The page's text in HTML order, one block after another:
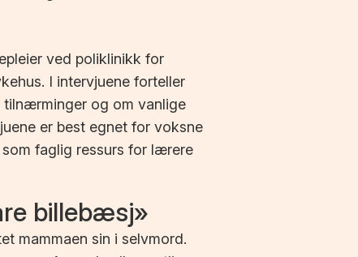
ved poliklinikk for
I intervjuene forteller
tilnærminger og om vanlige
er best egnet for voksne
faglig ressurs for lærere
billebæsj»
mammaen sin i selvmord.